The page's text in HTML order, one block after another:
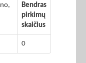
Bendras
pirkimų
skaičius
0